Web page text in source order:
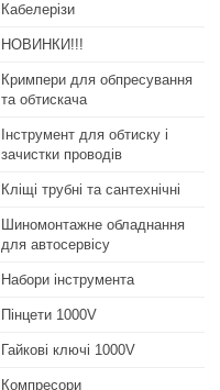
Кабелерізи
НОВИНКИ!!!
Кримпери для обпресування
та обтискача
Інструмент для обтиску і
зачистки проводів
Кліщі трубні та сантехнічні
Шиномонтажне обладнання
для автосервісу
Набори інструмента
Пінцети 1000V
Гайкові ключі 1000V
Компресори